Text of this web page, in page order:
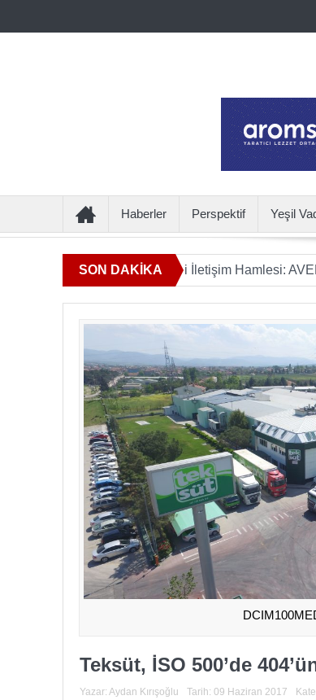
Haberler Perspektif Yeşil
SON DAKİKA
Ötesine Geçen Yeni İletişim Hamlesi: AVEME
Teksüt, İSO 500’de
Yazar: Aydan Kırışoğlu Tarih: 09 Haziran 2017